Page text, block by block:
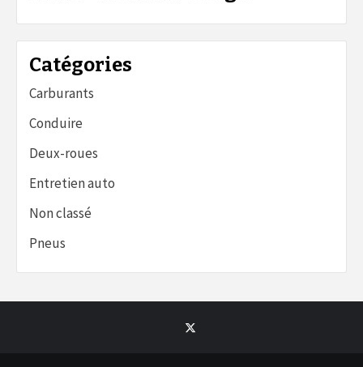
Catégories
Carburants
Conduire
Deux-roues
Entretien auto
Non classé
Pneus
Twitter